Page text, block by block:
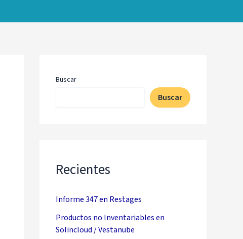
Buscar
Buscar
Recientes
Informe 347 en Restages
Productos no Inventariables en
Solincloud / Vestanube